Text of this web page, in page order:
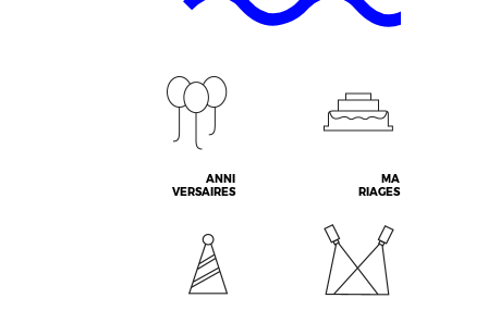
ANNI
VERSAIRES
MA
RIAGES